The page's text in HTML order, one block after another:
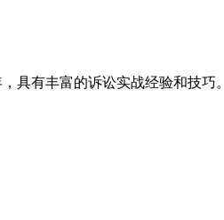
具有丰富的诉讼实战经验和技巧。